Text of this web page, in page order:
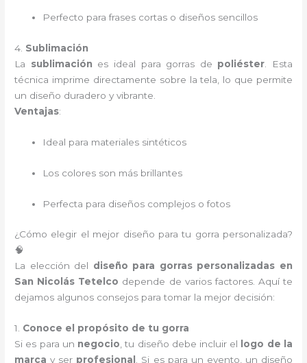
Perfecto para frases cortas o diseños sencillos
4. Sublimación
La sublimación es ideal para gorras de poliéster . Esta
técnica imprime directamente sobre la tela, lo que permite
un diseño duradero y vibrante.
Ventajas:
Ideal para materiales sintéticos
Los colores son más brillantes
Perfecta para diseños complejos o fotos
¿Cómo elegir el mejor diseño para tu gorra personalizada?
🧠
La elección del diseño para gorras personalizadas en
San Nicolás Tetelco depende de varios factores. Aquí te
dejamos algunos consejos para tomar la mejor decisión:
1. Conoce el propósito de tu gorra
Si es para un negocio, tu diseño debe incluir el
logo de la
marca y ser profesional . Si es para un evento, un diseño